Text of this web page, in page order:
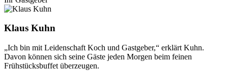
Klaus Kuhn
„Ich bin mit Leidenschaft Koch und Gastgeber,“ erklärt Kuhn.
Davon können sich seine Gäste jeden Morgen beim feinen
Frühstücksbuffet überzeugen.